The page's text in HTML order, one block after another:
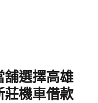
舖選擇高雄
莊機車借款